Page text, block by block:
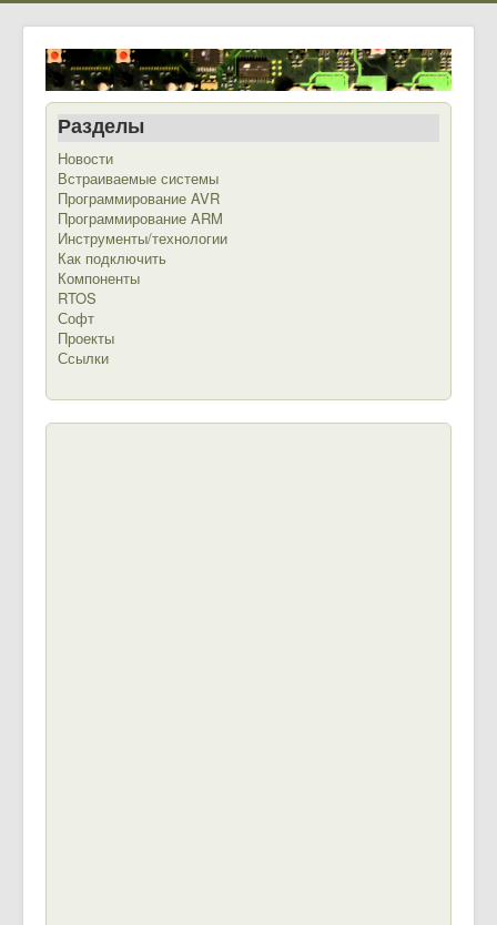
Разделы
Новости
Встраиваемые системы
Программирование AVR
Программирование ARM
Инструменты/технологии
Как подключить
Компоненты
RTOS
Софт
Проекты
Ссылки